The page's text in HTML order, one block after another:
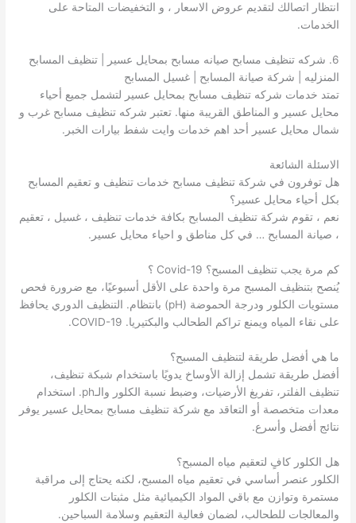
انتظار اتصالك لتقديم عروض الاسعار ، و التخفيضات المتاحة على
الخدمات.
6. شركه تنظيف مسابح صيانه مسابح بمحايل عسير | تنظيف المسابح
المنزليه | شركة صيانة المسابح | غسيل المسابح
تمتد خدمات شركه تنظيف مسابح بمحايل عسير لتشمل جميع أحياء
محايل عسير و المناطق القريبة منها. تعتبر شركه تنظيف مسابح غرب و
شمال محايل عسير أحد اهم خدمات وايت شفط بيارات الخبر.
الاسئلة الشائعة
هل توفرون في شركة تنظيف مسابح خدمات تنظيف و تعقيم المسابح
بكل أحياء محايل عسير؟
نعم ، تقوم شركة تنظيف المسابح بكافة خدمات تنظيف ، غسيل ، تعقيم
، صيانة المسابح … في كل مناطق و احياء محايل عسير.
كم مرة يجب تنظيف المسبح؟ Covid-19 ؟
يُنصح بتنظيف المسبح مرة واحدة على الأقل أسبوعيًا، مع ضرورة فحص
مستويات الكلور ودرجة الحموضة (pH) بانتظام. التنظيف الدوري يحافظ
على نقاء المياه ويمنع تراكم الطحالب والبكتيريا. COVID-19.
ما هي أفضل طريقة لتنظيف المسبح؟
أفضل طريقة تشمل إزالة الأوساخ يدويًا باستخدام شبكة تنظيف،
تنظيف الفلتر، تفريغ الأرضيات، وضبط نسبة الكلور والـph. استخدام
معدات متخصصة أو التعاقد مع شركة تنظيف مسابح بمحايل عسير يوفر
نتائج أفضل وأسرع.
هل الكلور كافٍ لتعقيم مياه المسبح؟
الكلور عنصر أساسي في تعقيم مياه المسبح، لكنه يحتاج إلى مراقبة
مستمرة وتوازن مع باقي المواد الكيميائية مثل مثبتات الكلور
والمعالجات للطحالب، لضمان فعالية التعقيم وسلامة السباحين.